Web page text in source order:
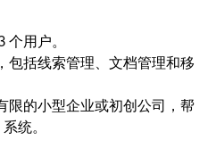
个用户。
包括线索管理、文档管理和移
限的小型企业或初创公司，帮
统。